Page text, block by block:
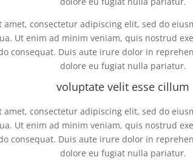
amet, consectetur adipiscing elit, sed do
Ut enim ad minim veniam, quis nostrud
consequat. Duis aute irure dolor in
dolore eu fugiat nulla pariatur.
voluptate velit esse cillum
amet, consectetur adipiscing elit, sed do
Ut enim ad minim veniam, quis nostrud
consequat. Duis aute irure dolor in
dolore eu fugiat nulla pariatur.